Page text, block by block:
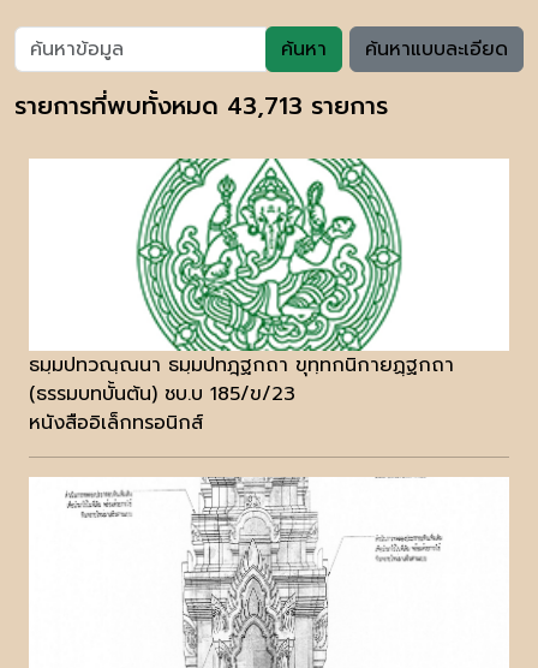
ค้นหา ค้นหาแบบละเอียด
รายการที่พบทั้งหมด 43,713 รายการ
ธมฺมปทวณฺณนา ธมฺมปทฎฺฐกถา ขุทฺทกนิกายฏฺฐกถา
(ธรรมบทบั้นต้น) ชบ.บ 185/ข/23
หนังสืออิเล็กทรอนิกส์